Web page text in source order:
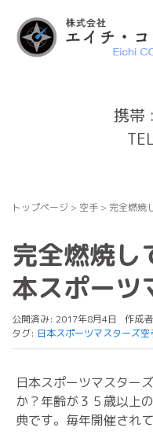
携帯 :
トップページ > 空手 > 完全燃焼
完全燃焼
本スポー
公開済み: 2017年8月4日 作成
タグ: 日本スポーツマスターズ空
日本スポーツマスター
か？年齢が３５歳以上
典です。毎年開催されて